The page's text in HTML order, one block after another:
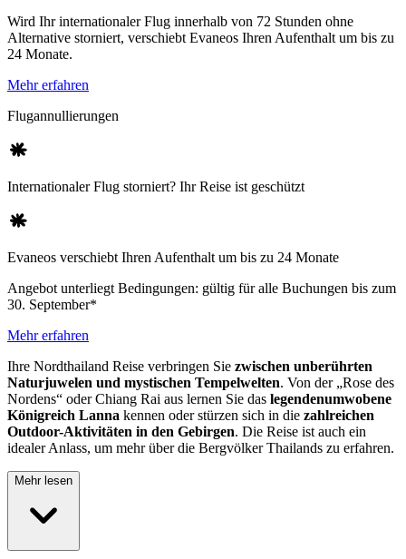
Wird Ihr internationaler Flug innerhalb von 72 Stunden ohne
Alternative storniert, verschiebt Evaneos Ihren Aufenthalt um bis zu
24 Monate.
Mehr erfahren
Flugannullierungen
Internationaler Flug storniert? Ihr Reise ist geschützt
Evaneos verschiebt Ihren Aufenthalt um bis zu 24 Monate
Angebot unterliegt Bedingungen: gültig für alle Buchungen bis zum
30. September*
Mehr erfahren
Ihre Nordthailand Reise verbringen Sie zwischen unberührten
Naturjuwelen und mystischen Tempelwelten. Von der „Rose des
Nordens“ oder Chiang Rai aus lernen Sie das legendenumwobene
Königreich Lanna kennen oder stürzen sich in die zahlreichen
Outdoor-Aktivitäten in den Gebirgen. Die Reise ist auch ein
idealer Anlass, um mehr über die Bergvölker Thailands zu erfahren.
Mehr lesen